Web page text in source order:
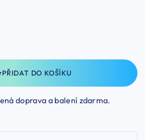
PŘIDAT DO KOŠÍKU
doprava a balení zdarma.